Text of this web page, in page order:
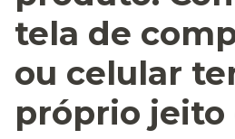
tela de
ou celular
próprio jeito